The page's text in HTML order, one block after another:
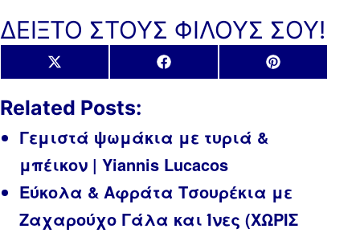
ΔΕΙΞΤΟ ΣΤΟΥΣ ΦΙΛΟΥΣ ΣΟΥ!
Share
on
X
(Twitter)
Share
on
Facebook
Share
on
Pinterest
Related Posts:
Γεμιστά ψωμάκια με τυριά &
μπέικον | Yiannis Lucacos
Εύκολα & Αφράτα Τσουρέκια με
Ζαχαρούχο Γάλα και Ίνες (ΧΩΡΙΣ